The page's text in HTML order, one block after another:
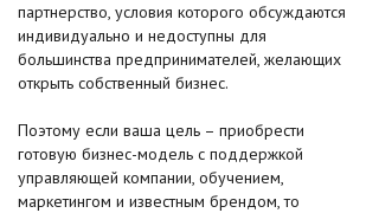
партнерство, условия которого обсуждаются
индивидуально и недоступны для
большинства предпринимателей, желающих
открыть собственный бизнес.
Поэтому если ваша цель – приобрести
готовую бизнес-модель с поддержкой
управляющей компании, обучением,
маркетингом и известным брендом, то